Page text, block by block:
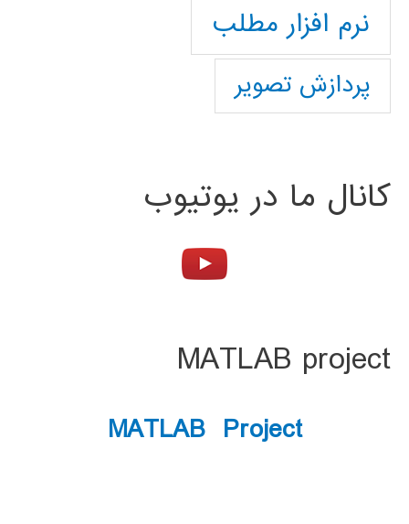
نرم افزار مطلب
پردازش تصویر
کانال ما در یوتیوب
MATLAB project
MATLAB Project